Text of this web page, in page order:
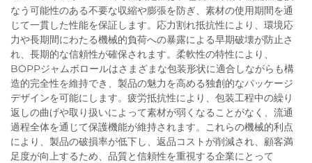
なう可能性のある不要な収縮や膨張を防ぎ、素材の使用期間を通
じて一貫した性能を保証します。応力割れ抵抗性により、環境応
力や長期間にわたる機械的負荷への暴露による早期破壊が防止さ
れ、長期的な信頼性が確保されます。柔軟性の特性により、
BOPPジャムボロールはさまざまな包装形状に適合しながらも構
造的完全性を維持でき、製品の魅力を高める独創的なパッケージ
デザインを可能にします。疲労抵抗性により、包装工程中の繰り
返しの曲げや取り扱いによって素材が弱くなることがなく、流通
過程全体を通じて保護機能が維持されます。これらの機械的利点
により、製品の破損率が低下し、返品コストが削減され、顧客満
足度が向上するため、品質と信頼性を重視する企業にとって